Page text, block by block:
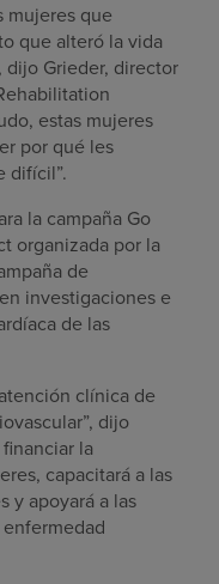
mujeres que
que alteró la vida
dijo Grieder, director
estas mujeres
por qué les
difícil”.
la campaña Go
organizada por la
de
investigaciones e
de las
clínica de
dijo
la
capacitará a las
y apoyará a las